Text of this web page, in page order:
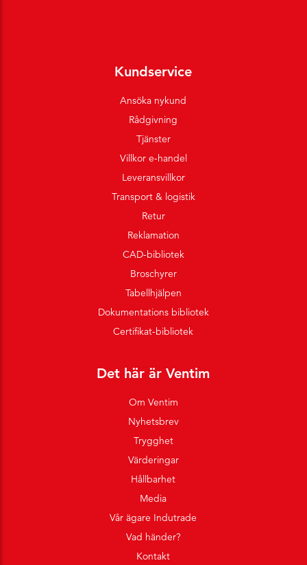
Kundservice
Ansöka nykund
Rådgivning
Tjänster
Villkor e-handel
Leveransvillkor
Transport & logistik
Retur
Reklamation
CAD-bibliotek
Broschyrer
Tabellhjälpen
Dokumentations bibliotek
Certifikat-bibliotek
Det här är Ventim
Om Ventim
Nyhetsbrev
Trygghet
Värderingar
Hållbarhet
Media
Vår ägare Indutrade
Vad händer?
Kontakt